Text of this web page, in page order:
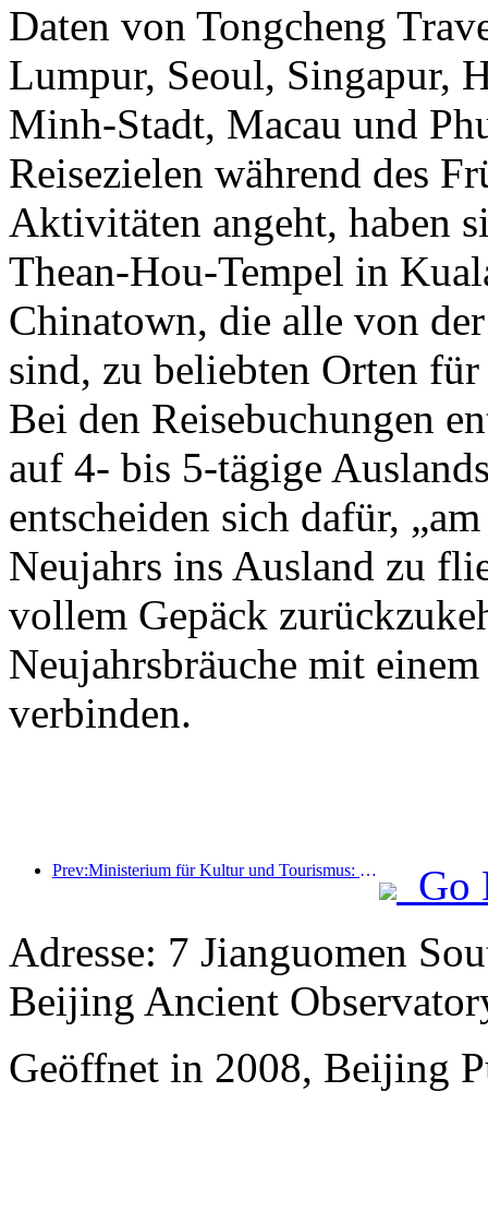
Daten von Tongcheng
Lumpur, Seoul, Singapur,
Minh-Stadt, Macau und
Reisezielen während des
Aktivitäten angeht, haben
Thean-Hou-Tempel in
Chinatown, die alle von
sind, zu beliebten Orten
Bei den Reisebuchungen
auf 4- bis 5-tägige
entscheiden sich dafür,
Neujahrs ins Ausland zu
vollem Gepäck
Neujahrsbräuche mit
verbinden.
Prev:Ministerium für Kultur und Tourismus: Start von 22 thematischen Aktivitäten in 7 großen Bereichen
Go
Adresse: 7 Jianguomen
Beijing Ancient
Geöffnet in 2008, Beijing